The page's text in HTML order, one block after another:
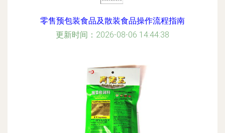
零售预包装食品及散装食品操作流程指南
更新时间：2026-08-06 14:44:38